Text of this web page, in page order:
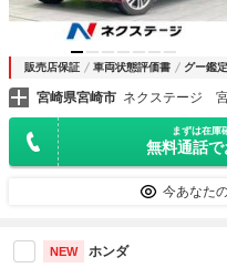
販売店保証 車両状態評価書 グー鑑定
宮崎県宮崎市 ネクステージ
まずは在庫
無料通話
今あなた
NEW ホンダ